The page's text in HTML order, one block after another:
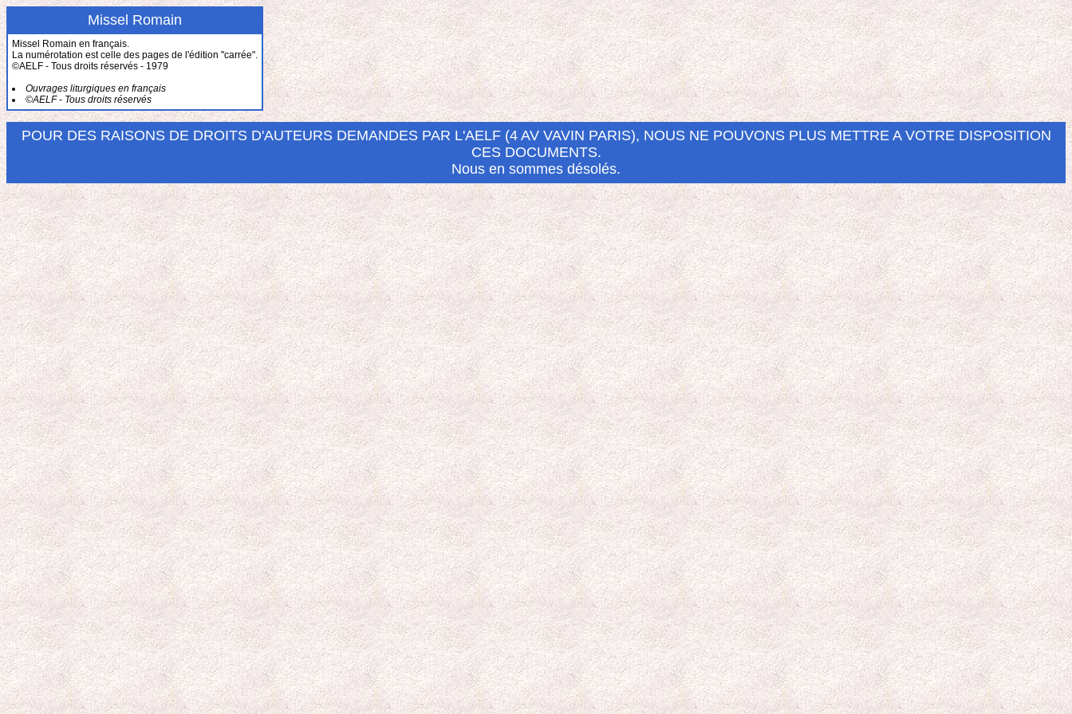
Missel Romain
Missel Romain en français.
La numérotation est celle des pages de l'édition "carrée".
©AELF - Tous droits réservés - 1979
Ouvrages liturgiques en français
©AELF - Tous droits réservés
POUR DES RAISONS DE DROITS D'AUTEURS DEMANDES PAR L'AELF (4 AV VAVIN PARIS), NOUS NE POUVONS PLUS METTRE A VOTRE DISPOSITION
CES DOCUMENTS.
Nous en sommes désolés.